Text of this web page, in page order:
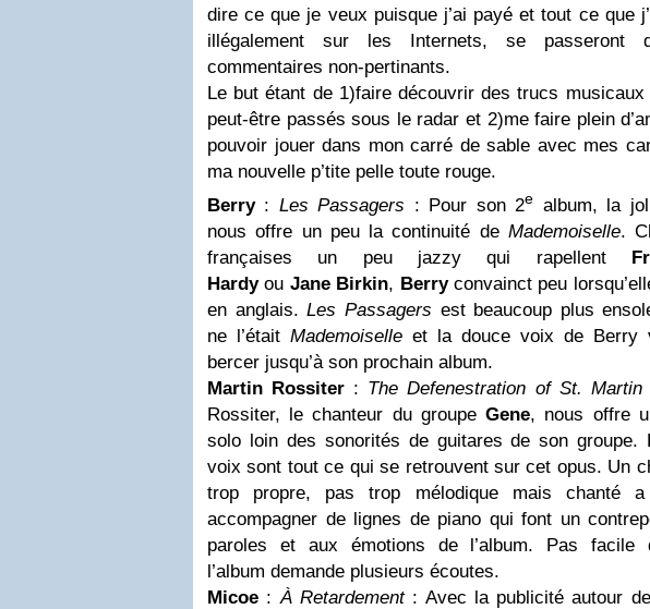
dire ce que je veux puisque j’ai payé et tout ce que
illégalement sur les Internets, se passeront
commentaires non-pertinants.
Le but étant de 1)faire découvrir des trucs musicaux
peut-être passés sous le radar et 2)me faire plein
pouvoir jouer dans mon carré de sable avec mes
ma nouvelle p’tite pelle toute rouge.
Berry: Les Passagers : Pour son 2e album, la
nous offre un peu la continuité de Mademoiselle.
françaises un peu jazzy qui rapellent
Hardyou Jane Birkin, Berryconvainct peu
en anglais.Les Passagers est beaucoup plus
ne l’était Mademoiselle et la douce voix de Berry
bercer jusqu’à son prochain album.
Martin Rossiter : The Defenestration of St. Martin
Rossiter, le chanteur du groupeGene, nous offre
solo loin des sonorités de guitares de son groupe.
voix sont tout ce qui se retrouvent sur cet opus. Un
trop propre, pas trop mélodique mais chanté a
accompagner de lignes de piano qui font un
paroles et aux émotions de l’album. Pas facile
l’album demande plusieurs écoutes.
Micoe : À Retardement: Avec la publicité autour de